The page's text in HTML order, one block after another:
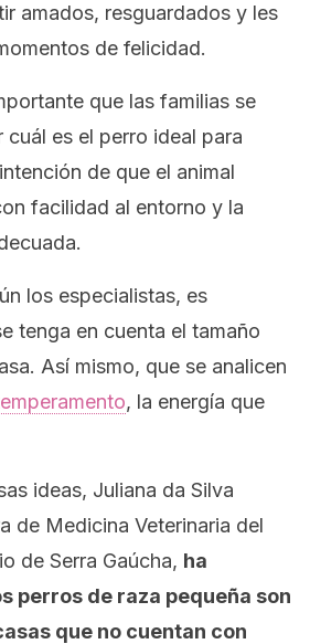
amados, resguardados y les
de felicidad.
que las familias se
cuál es el perro ideal para
de que el animal
facilidad al entorno y la
los especialistas, es
tenga en cuenta el tamaño
Así mismo, que se analicen
, la energía que
ideas, Juliana da Silva
de Medicina Veterinaria del
de Serra Gaúcha, ha
perros de raza pequeña son
que no cuentan con